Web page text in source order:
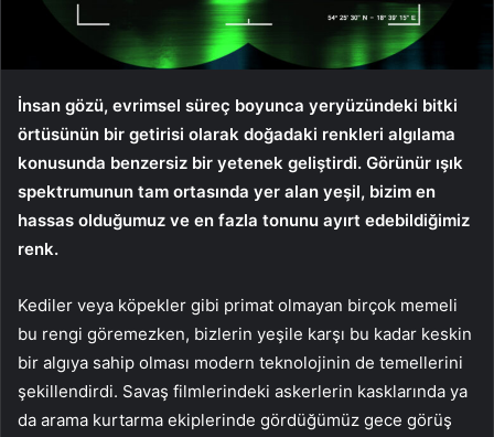
İnsan gözü, evrimsel süreç boyunca yeryüzündeki bitki
örtüsünün bir getirisi olarak doğadaki renkleri algılama
konusunda benzersiz bir yetenek geliştirdi. Görünür ışık
spektrumunun tam ortasında yer alan yeşil, bizim en
hassas olduğumuz ve en fazla tonunu ayırt edebildiğimiz
renk.
Kediler veya köpekler gibi primat olmayan birçok memeli
bu rengi göremezken, bizlerin yeşile karşı bu kadar keskin
bir algıya sahip olması modern teknolojinin de temellerini
şekillendirdi. Savaş filmlerindeki askerlerin kasklarında ya
da arama kurtarma ekiplerinde gördüğümüz gece görüş